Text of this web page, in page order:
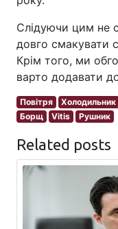
Слідуючи цим не
довго смакувати
Крім того, ми
варто додавати
Повітря Холодильник
Борщ
Vitis Рушник
Related posts